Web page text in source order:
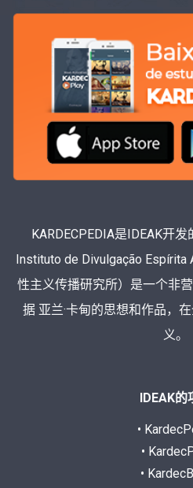
KARDECPEDIA是IDEAK开
Instituto de Divulgação Espírita
性主义传播研究所）是一个非
据 亚兰·卡甸的思想和作品，
义。
IDEAK的
•
•
•